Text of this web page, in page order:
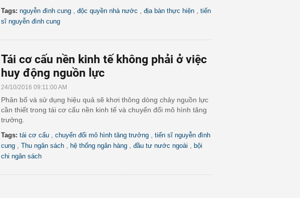
Tags: nguyễn đình cung độc quyền nhà nước địa bàn thực hiện
tiến
sĩ nguyễn đình cung
Tái cơ cấu nền kinh tế không phải ở việc
huy động nguồn lực
24/10/2016 09:11:00 AM
Phân bố và sử dụng hiệu quả sẽ khơi thông dòng chảy nguồn lực
cần thiết trong tái cơ cấu nền kinh tế và chuyển đổi mô hình tăng
trưởng.
Tags: tái cơ cấu chuyển đổi mô hình tăng trưởng
tiến sĩ nguyễn đình
cung
Thu ngân sách hệ thống ngân hàng đầu tư nước ngoài
bội
chi ngân sách